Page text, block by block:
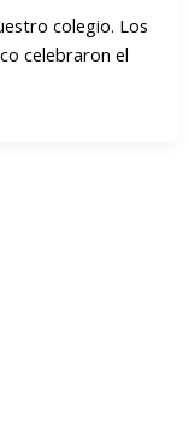
colegio. Los
celebraron el